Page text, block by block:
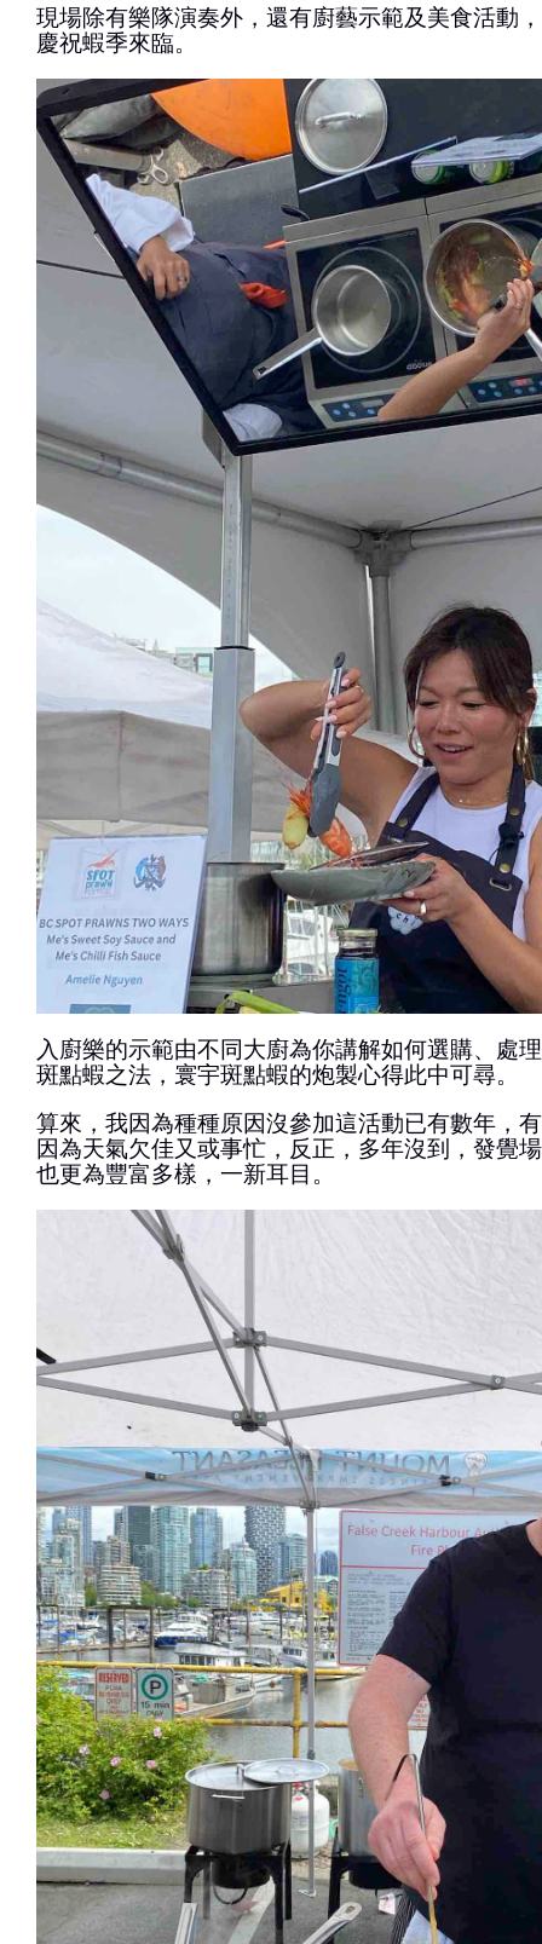
現場除有樂隊演奏外，還有廚藝示範及美食活動
慶祝蝦季來臨。
入廚樂的示範由不同大廚為你講解如何選購、處
斑點蝦之法，寰宇斑點蝦的炮製心得此中可尋。
算來，我因為種種原因沒參加這活動已有數年，
因為天氣欠佳又或事忙，反正，多年沒到，發覺
也更為豐富多樣，一新耳目。